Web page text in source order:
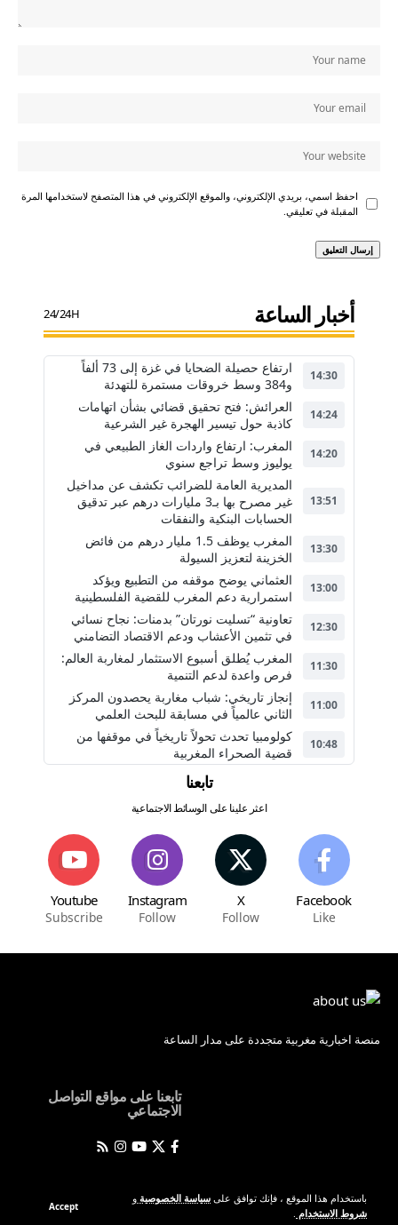
باستخدام هذا الموقع ، فإنك توافق على سياسة الخصوصية و
شروط الاستخدام .
Accept
احفظ اسمي، بريدي الإلكتروني، والموقع الإلكتروني في هذا المتصفح لاستخدامها المرة
المقبلة في تعليقي.
أخبار الساعة 24/24H
14:30
ارتفاع حصيلة الضحايا في غزة إلى 73 ألفاً
و384 وسط خروقات مستمرة للتهدئة
14:24
العرائش: فتح تحقيق قضائي بشأن اتهامات
كاذبة حول تيسير الهجرة غير الشرعية
14:20
المغرب: ارتفاع واردات الغاز الطبيعي في
يوليوز وسط تراجع سنوي
13:51
المديرية العامة للضرائب تكشف عن مداخيل
غير مصرح بها بـ3 مليارات درهم عبر تدقيق
الحسابات البنكية والنفقات
13:30
المغرب يوظف 1.5 مليار درهم من فائض
الخزينة لتعزيز السيولة
13:00
العثماني يوضح موقفه من التطبيع ويؤكد
استمرارية دعم المغرب للقضية الفلسطينية
12:30
تعاونية “تسليت نورتان” بدمنات: نجاح نسائي
في تثمين الأعشاب ودعم الاقتصاد التضامني
11:30
المغرب يُطلق أسبوع الاستثمار لمغاربة العالم:
فرص واعدة لدعم التنمية
11:00
إنجاز تاريخي: شباب مغاربة يحصدون المركز
الثاني عالمياً في مسابقة للبحث العلمي
10:48
كولومبيا تحدث تحولاً تاريخياً في موقفها من
قضية الصحراء المغربية
تابعنا
اعثر علينا على الوسائط الاجتماعية
Facebook
Like
X
Follow
Instagram
Follow
Youtube
Subscribe
منصة اخبارية مغربية متجددة على مدار الساعة
تابعنا على مواقع التواصل
الاجتماعي
CBVPOST © 2026 جميع الحقوق محفوظة